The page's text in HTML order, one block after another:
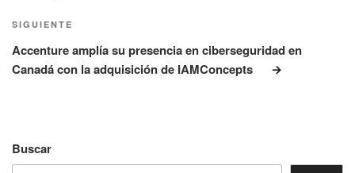
Siguiente
entrada
SIGUIENTE
Accenture amplía su presencia en ciberseguridad en
Canadá con la adquisición de IAMConcepts
Buscar